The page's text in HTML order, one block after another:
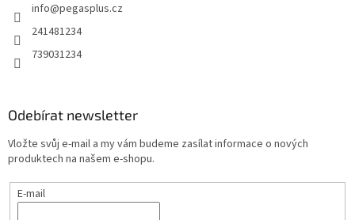
info@pegasplus.cz
241481234
739031234
Odebírat newsletter
Vložte svůj e-mail a my vám budeme zasílat informace o nových
produktech na našem e-shopu.
E-mail